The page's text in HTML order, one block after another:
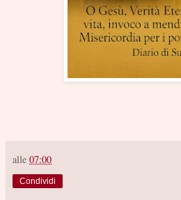
alle 07:00
Condividi